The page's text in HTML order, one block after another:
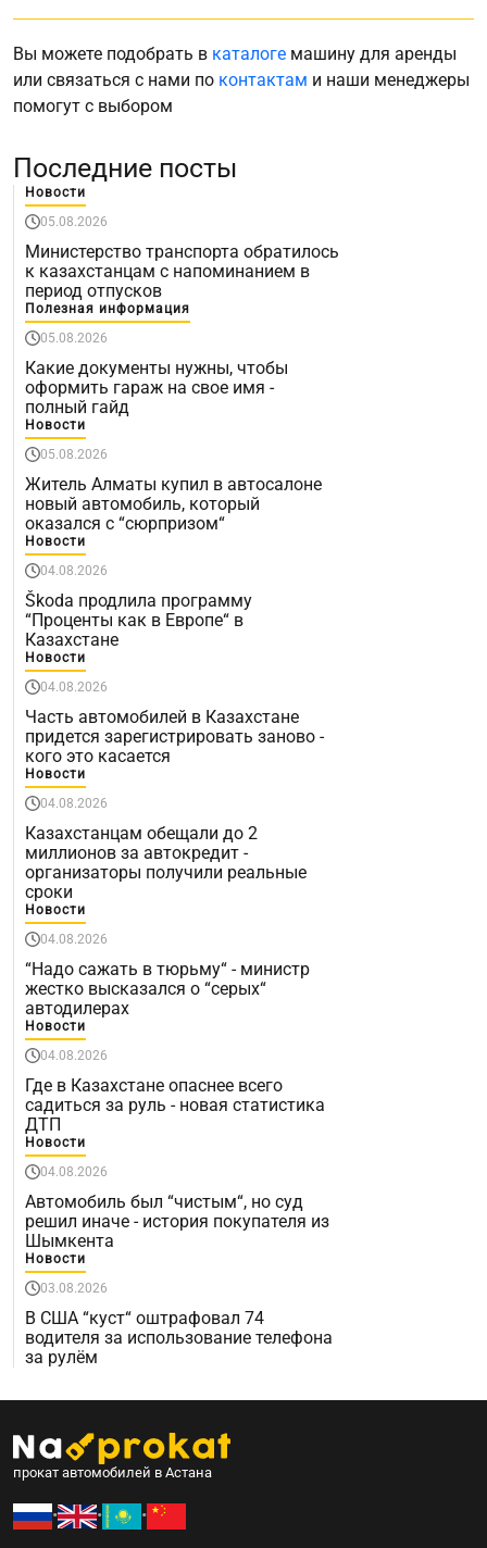
Вы можете подобрать в каталоге машину для аренды
или связаться с нами по контактам и наши менеджеры
помогут с выбором
Последние посты
Новости
05.08.2026
Министерство транспорта обратилось
к казахстанцам с напоминанием в
период отпусков
Полезная информация
05.08.2026
Какие документы нужны, чтобы
оформить гараж на свое имя -
полный гайд
Новости
05.08.2026
Житель Алматы купил в автосалоне
новый автомобиль, который
оказался с “сюрпризом“
Новости
04.08.2026
Škoda продлила программу
“Проценты как в Европе“ в
Казахстане
Новости
04.08.2026
Часть автомобилей в Казахстане
придется зарегистрировать заново -
кого это касается
Новости
04.08.2026
Казахстанцам обещали до 2
миллионов за автокредит -
организаторы получили реальные
сроки
Новости
04.08.2026
“Надо сажать в тюрьму“ - министр
жестко высказался о “серых“
автодилерах
Новости
04.08.2026
Где в Казахстане опаснее всего
садиться за руль - новая статистика
ДТП
Новости
04.08.2026
Автомобиль был “чистым“, но суд
решил иначе - история покупателя из
Шымкента
Новости
03.08.2026
В США “куст“ оштрафовал 74
водителя за использование телефона
за рулём
прокат автомобилей в Астана
• • •